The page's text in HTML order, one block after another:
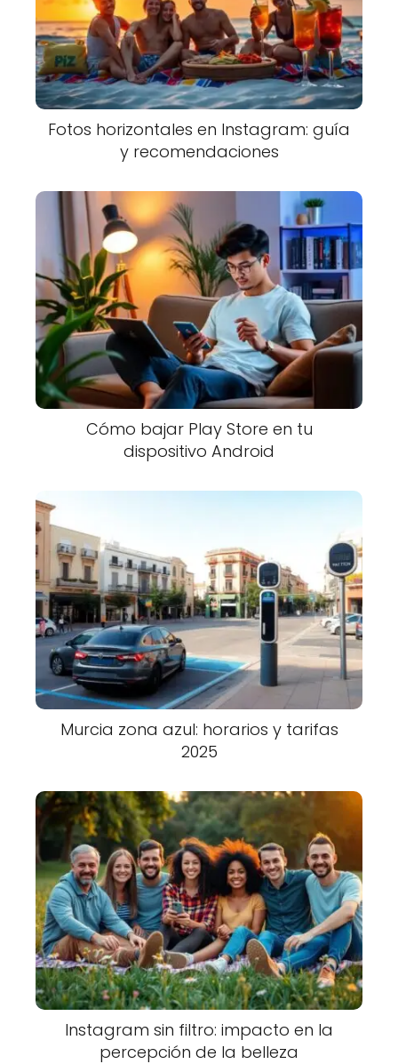
Fotos horizontales en Instagram: guía
y recomendaciones
Cómo bajar Play Store en tu
dispositivo Android
Murcia zona azul: horarios y tarifas
2025
Instagram sin filtro: impacto en la
percepción de la belleza